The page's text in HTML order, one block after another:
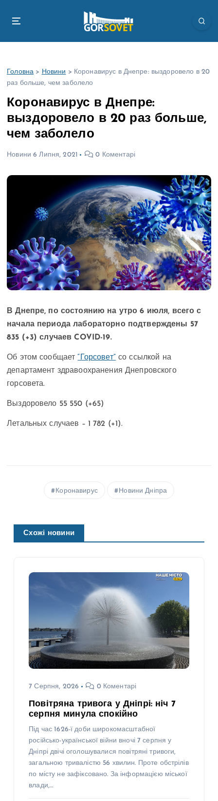
Головна > Новини > Коронавирус в Днепре: выздоровело в 20
раз больше, чем заболело
Коронавирус в Днепре:
выздоровело в 20 раз больше,
чем заболело
Новини 6 Липня, 2021 0 Коментарі
В Днепре, по состоянию на утро 6 июля, всего с
начала периода лабораторно подтверждены 57
835 (+3) случаев COVID-19.
Об этом сообщает“Горсовет” со ссылкой на
департамент здравоохранения Днепровского
горсовета.
Выздоровело 55 550 (+65)
Летальных случаев – 1 782 (+1).
Коронавирус Новини Дніпра
Схожі новини
7 Серпня, 2026 0 Коментарі
Повітряна тривога у Дніпрі: ніч 7
серпня минула спокійно
Під час 1626-ї доби широкомасштабної
російсько-української війни вночі 7 серпня у
Дніпрі двічі оголошувалися повітряні тривоги,
загальною тривалістю 56 хвилин. Проте обстрілів
по місту не зафіксовано. За інформацією міської
влади,…